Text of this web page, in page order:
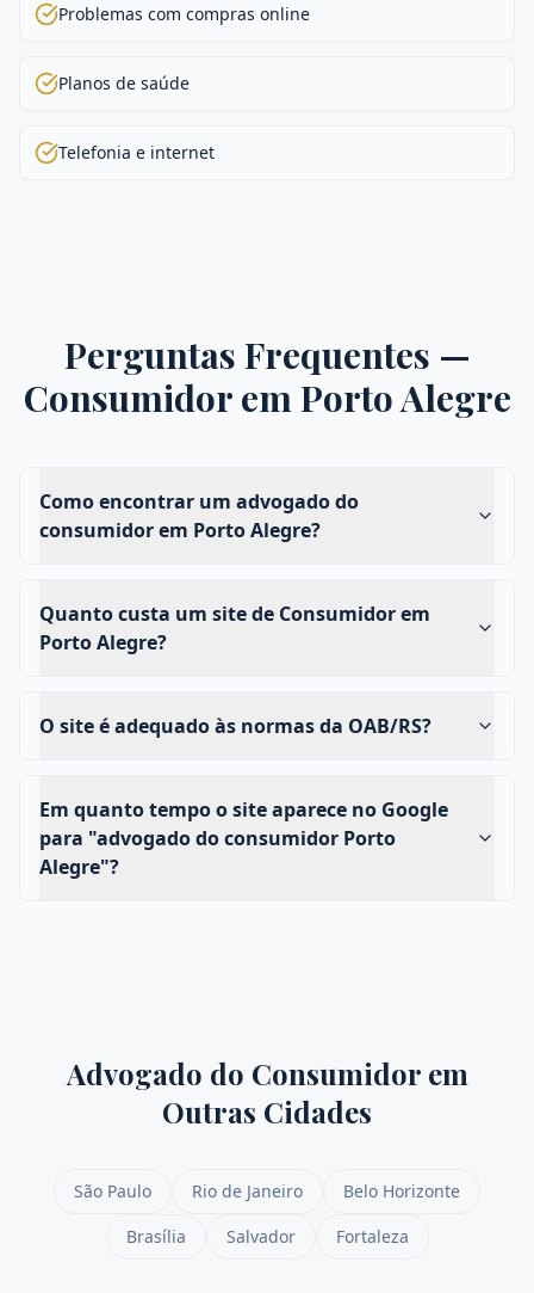
Problemas com compras online
Planos de saúde
Telefonia e internet
Perguntas Frequentes —
ConsumidoremPorto Alegre
Como encontrar um advogado do
consumidor em Porto Alegre?
Quanto custa um site de Consumidor em
Porto Alegre?
O site é adequado às normas da OAB/RS?
Em quanto tempo o site aparece no Google
para "advogado do consumidor Porto
Alegre"?
Advogado do Consumidorem
Outras Cidades
São Paulo Rio de Janeiro
Belo Horizonte
Brasília
Salvador Fortaleza